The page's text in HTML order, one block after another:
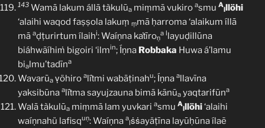
143 Wamā lakum állā tàkulūa miṃmā vukiro asmu A
lllöhi
‘alaihi waqod faṣṣola lakuṃ ṃmā ḥarroma ‘alaikum íllā
mā aḍṭurirtum ílaihi: Waíṇna kaṫīroṇ
a llayuḍillūna
biáhwãíhiṁ bigoiri ‘ilmin; Íṇna Robbaka Huwa á’lamu
bialmu’tadīna
Wavarūa ṿöhiro alíṫmi wabāṭinahu; Íṇna allavīna
yaksibūna alíṫma sayujzauna bimā kānūa yaqtarifūna
Walā tàkulūa miṃmā lam yuvkari asmu A
lllöhi‘alaihi
waíṇnahü lafisquṇ: Waíṇna a
lṡṡayäṭīna layūḥūna ílaẽ